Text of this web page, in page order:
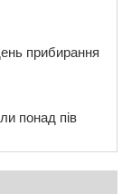
прибирання
понад пів